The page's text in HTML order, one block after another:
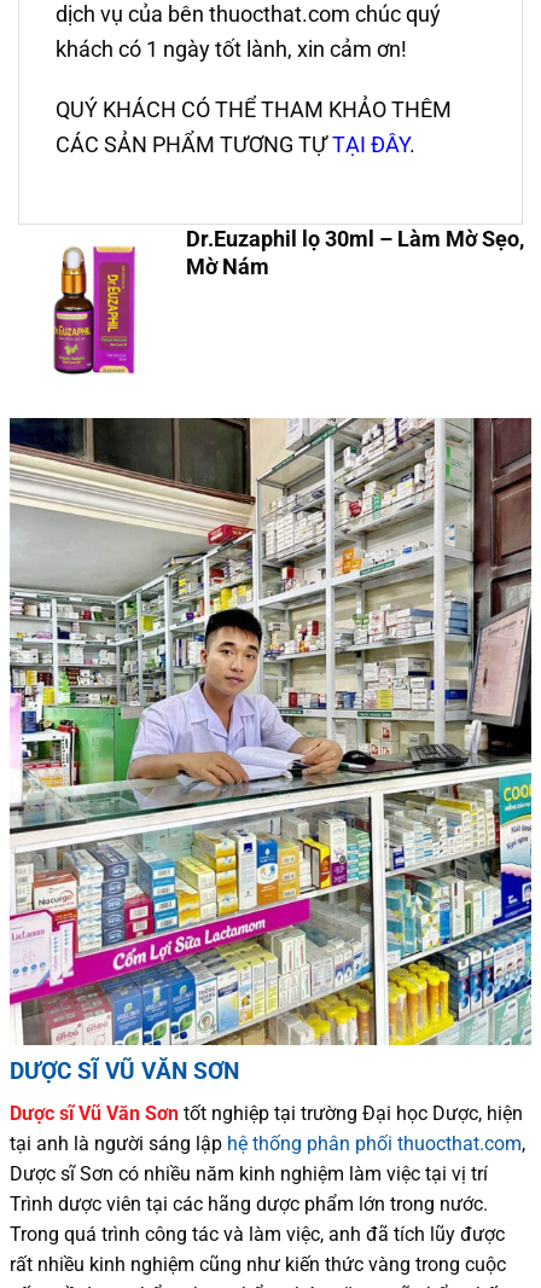
dịch vụ của bên thuocthat.com chúc quý
khách có 1 ngày tốt lành, xin cảm ơn!
QUÝ KHÁCH CÓ THỂ THAM KHẢO THÊM
CÁC SẢN PHẨM TƯƠNG TỰTẠI ĐÂY.
Dr.Euzaphil lọ 30ml – Làm Mờ Sẹo,
Mờ Nám
DƯỢC SĨ VŨ VĂN SƠN
Dược sĩVũ Văn Sơn tốt nghiệp tại trường Đại học Dược, hiện
tại anh là người sáng lập hệ thống phân phối thuocthat.com,
Dược sĩSơn có nhiều năm kinh nghiệm làm việc tại vị trí
Trình dược viên tại các hãng dược phẩm lớn trong nước.
Trong quá trình công tác và làm việc, anh đã tích lũy được
rất nhiều kinh nghiệm cũng như kiến thức vàng trong cuộc